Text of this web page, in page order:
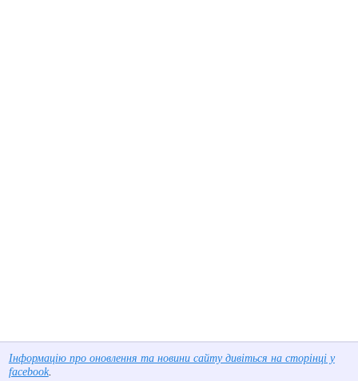
Інформацію про оновлення та новини сайту дивіться на сторінці у
facebook.